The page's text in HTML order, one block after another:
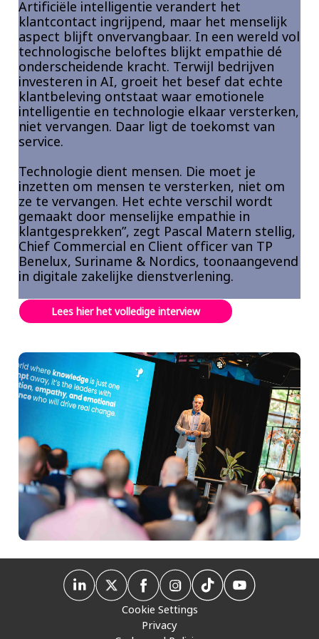
Insurance
Media
Retail and e-commerce
Technology
Travel, hospitality, and cargo
Artificiële intelligentie verandert het
klantcontact ingrijpend, maar het menselijk
aspect blijft onvervangbaar. In een wereld vol
technologische beloftes blijkt empathie dé
onderscheidende kracht. Terwijl bedrijven
investeren in AI, groeit het besef dat echte
klantbeleving ontstaat waar emotionele
intelligentie en technologie elkaar versterken,
niet vervangen. Daar ligt de toekomst van
service.
Technologie dient mensen. Die moet je
inzetten om mensen te versterken, niet om
ze te vervangen. Het echte verschil wordt
gemaakt door menselijke empathie in
klantgesprekken”, zegt Pascal Matern stellig,
Chief Commercial en Client officer van TP
Benelux, Suriname & Nordics, toonaangevend
in digitale zakelijke dienstverlening.
Lees hier het volledige interview
Cookie Settings
Privacy